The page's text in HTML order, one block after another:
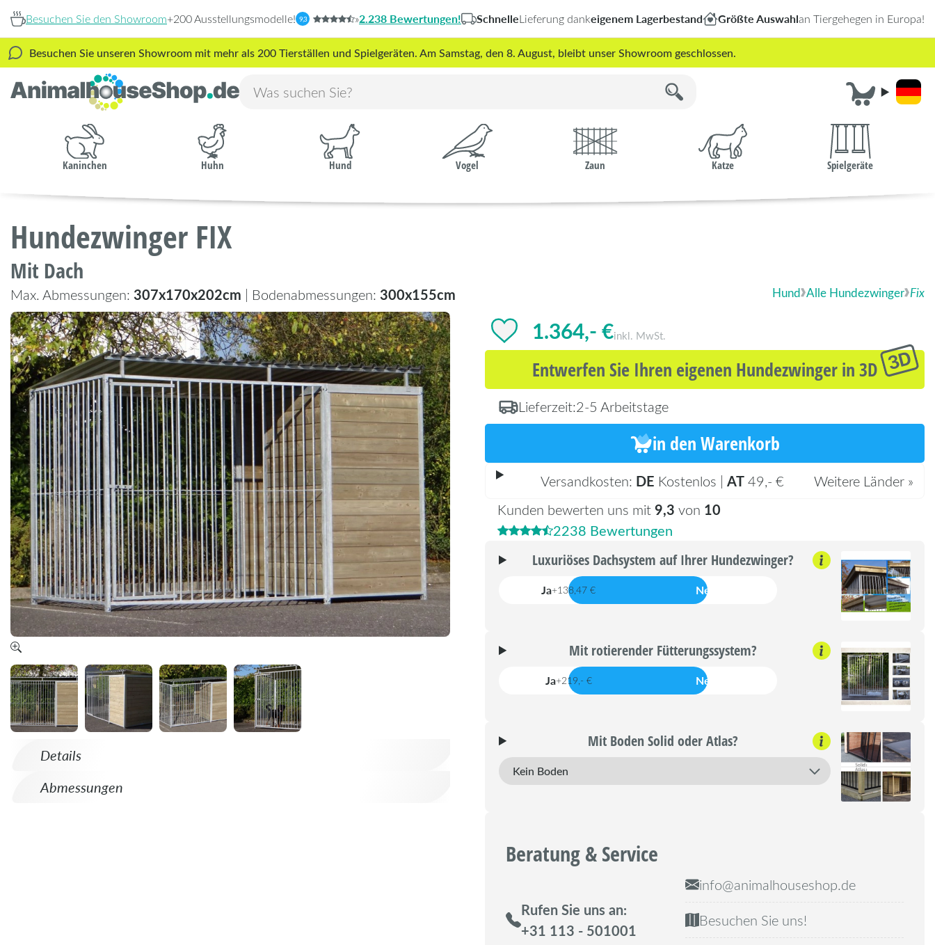
Besuchen Sie den Showroom+200 Ausstellungsmodelle! 9,3 »2.238 Bewertungen! SchnelleLieferung dankeigenem Lagerbestand Größte Auswahlan Tiergehegen in Europa!
Besuchen Sie unseren Showroom mit mehr als 200 Tierställen und Spielgeräten. Am Samstag, den 8. August, bleibt unser Showroom geschlossen.
Kaninchen Huhn Hund Vogel Zaun Katze Spielgeräte
Hundezwinger FIX
Mit Dach
Max. Abmessungen: 307x170x202cm | Bodenabmessungen: 300x155cm Hund Alle Hundezwinger Fix
Details
Abmessungen
1.364,- €inkl. MwSt.
Entwerfen Sie Ihren eigenen Hundezwinger in 3D
Lieferzeit:2-5 Arbeitstage
in den Warenkorb
Versandkosten: DE Kostenlos |AT49,- €
Weitere Länder »
Kunden bewerten uns mit9,3 von 10
2238 Bewertungen
Luxuriöses Dachsystem auf Ihrer Hundezwinger?
Ja+138,47 € Nein
Mit rotierender Fütterungssystem?
Ja+219,- € Nein
Mit Boden Solid oder Atlas?
Beratung & Service
Rufen Sie uns an:
+31 113 - 501001
info@animalhouseshop.de
Besuchen Sie uns!